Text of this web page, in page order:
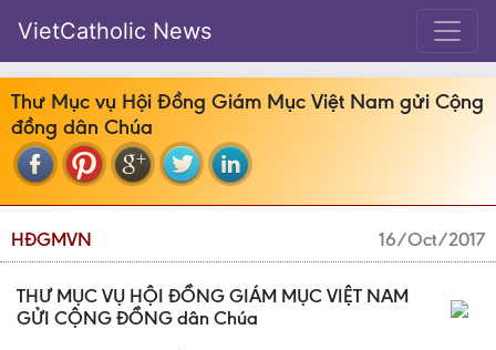
VietCatholic News
Thư Mục vụ Hội Đồng Giám Mục Việt Nam gửi Cộng
đồng dân Chúa
HĐGMVN 16/Oct/2017
THƯ MỤC VỤ HỘI ĐỒNG GIÁM MỤC VIỆT NAM
GỬI CỘNG ĐỒNG dân Chúa